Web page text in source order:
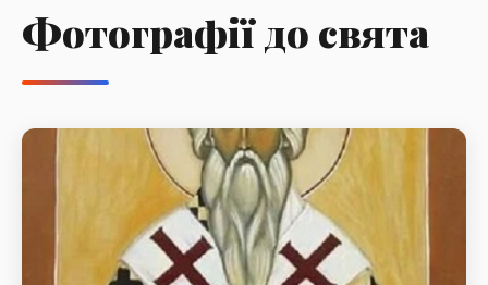
Фотографії до свята